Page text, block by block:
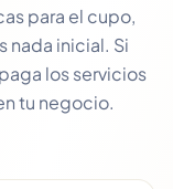
para el cupo,
nada inicial. Si
los servicios
tu negocio.